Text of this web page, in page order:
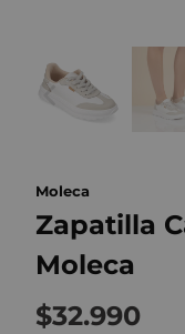
Moleca
Zapatilla
Moleca
$32.990